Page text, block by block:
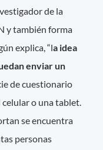
de la
y también forma
explica, “la idea
enviar un
de cuestionario
o una tablet.
se encuentra
personas